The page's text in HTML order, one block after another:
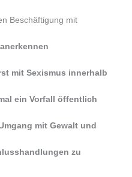
­Beschäftigung mit
anerkennen
mit Sexismus innerhalb
ein Vorfall öffentlich
mit Gewalt und
zu